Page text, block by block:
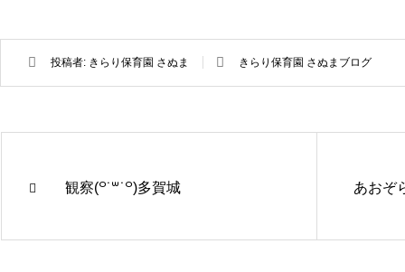
投稿者: きらり保育園 さぬま きらり保育園 さぬまブログ
観察(꒪˙꒳˙꒪)多賀城 あおぞ